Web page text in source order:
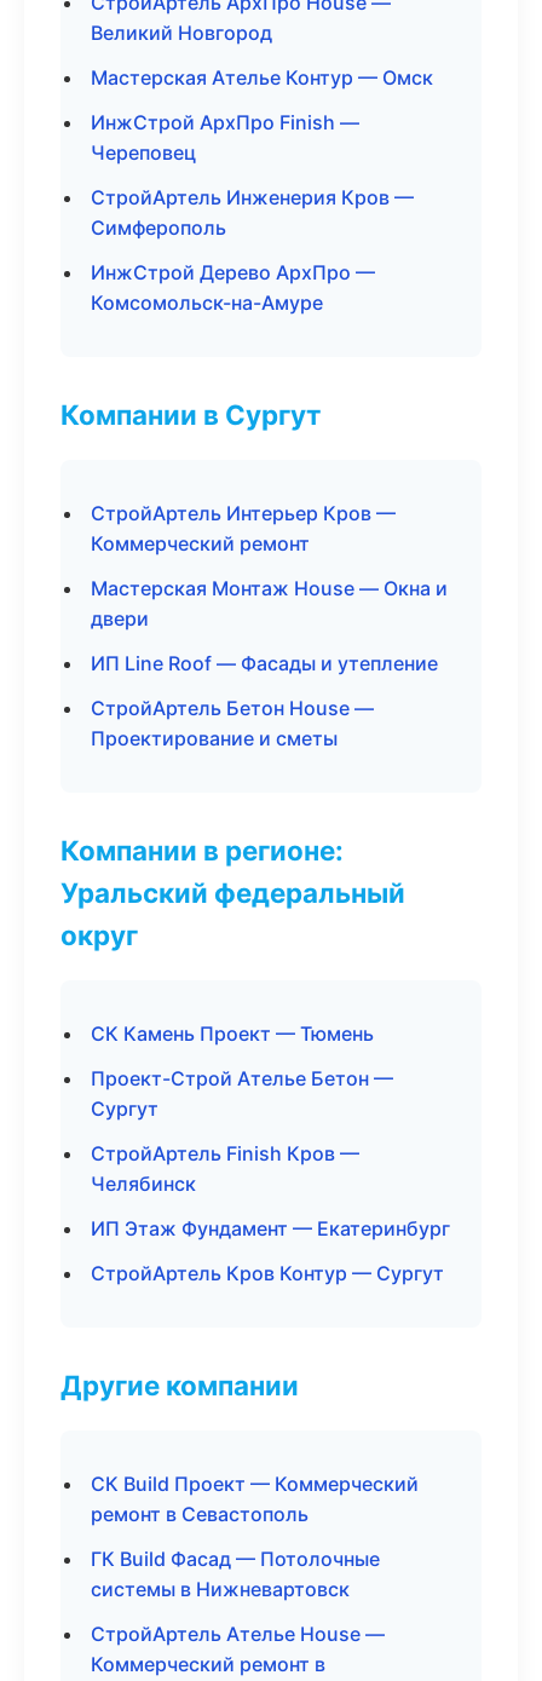
Великий Новгород
Мастерская Ателье Контур — Омск
ИнжСтрой АрхПро Finish —
Череповец
СтройАртель Инженерия Кров —
Симферополь
ИнжСтрой Дерево АрхПро —
Комсомольск-на-Амуре
Компании в Сургут
СтройАртель Интерьер Кров —
Коммерческий ремонт
Мастерская Монтаж House — Окна и
двери
ИП Line Roof — Фасады и утепление
СтройАртель Бетон House —
Проектирование и сметы
Компании в регионе:
Уральский федеральный
округ
СК Камень Проект — Тюмень
Проект-Строй Ателье Бетон —
Сургут
СтройАртель Finish Кров —
Челябинск
ИП Этаж Фундамент — Екатеринбург
СтройАртель Кров Контур — Сургут
Другие компании
СК Build Проект — Коммерческий
ремонт в Севастополь
ГК Build Фасад — Потолочные
системы в Нижневартовск
СтройАртель Ателье House —
Коммерческий ремонт в